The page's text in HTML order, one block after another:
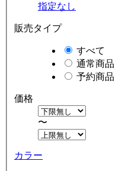
指定なし
販売タイプ
すべて
通常商品
予約商品
価格
〜
カラー